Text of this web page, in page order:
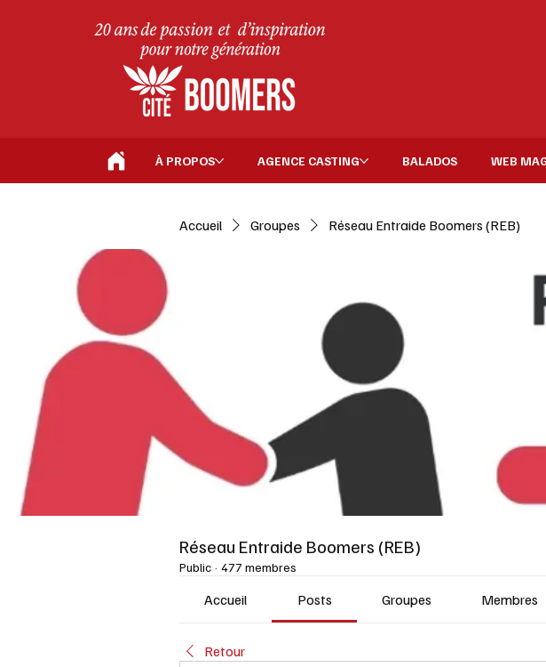
À PROPOS AGENCE CASTING BALADOS WEB
Accueil Groupes Réseau Entraide Boomers (REB)
Réseau Entraide Boomers (REB)
Public · 477 membres
Accueil Posts Groupes Membres
Retour